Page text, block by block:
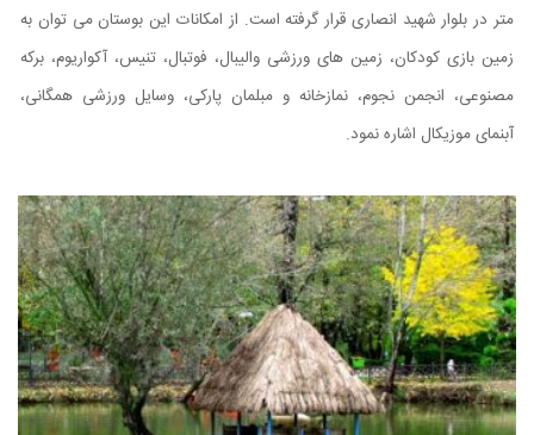
متر در بلوار شهید انصاری قرار گرفته است. از امکانات این بوستان می توان به
زمین بازی کودکان، زمین های ورزشی والیبال، فوتبال، تنیس، آکواریوم، برکه
مصنوعی، انجمن نجوم، نمازخانه و مبلمان پارکی، وسایل ورزشی همگانی،
آبنمای موزیکال اشاره نمود.